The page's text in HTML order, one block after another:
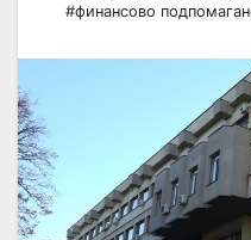
#финансово